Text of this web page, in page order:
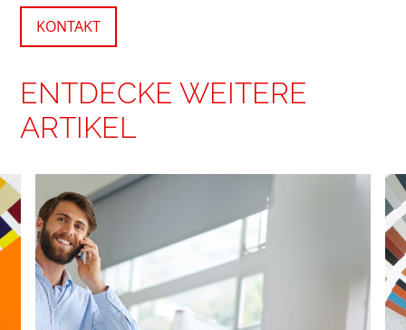
KONTAKT
ENTDECKE WEITERE
ARTIKEL